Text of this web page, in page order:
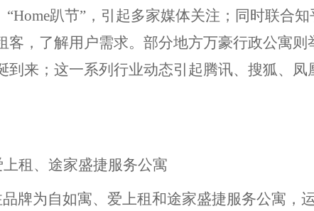
趴节”，引起多家媒体关注；同时联合
客，了解用户需求。部分地方万豪行政公寓则
到来；这一系列行业动态引起腾讯、搜狐、凤
租、途家盛捷服务公寓
牌为自如寓、爱上租和途家盛捷服务公寓，